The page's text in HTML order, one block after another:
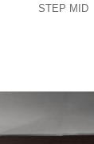
STEP MID